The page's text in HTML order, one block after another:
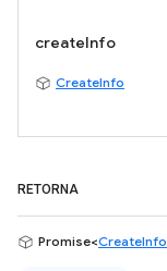
createInfo
CreateInfo
RETORNA
Promise<CreateInfo